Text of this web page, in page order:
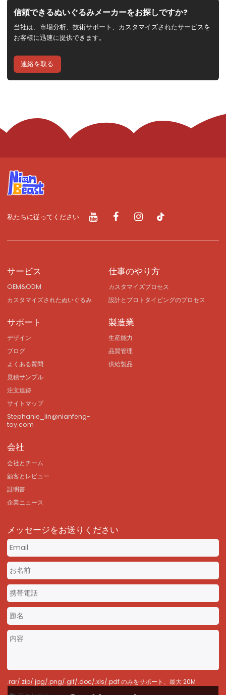
信頼できるぬいぐるみメーカーをお探しですか?
当社は、市場分析、技術サポート、カスタマイズされたサービスを
お客様に迅速に提供できます。
連絡を取る
私たちに従ってください
サービス
OEM&ODM
カスタマイズされたぬいぐるみ
仕事のやり方
カスタマイズプロセス
設計とプロトタイピングのプロセス
サポート
デザイン
ブログ
よくある質問
見積サンプル
注文追跡
サイトマップ
Stephanie_lin@nianfeng-
toy.com
製造業
生産能力
品質管理
供給製品
会社
会社とチーム
顧客とレビュー
証明書
企業ニュース
メッセージをお送りください
.rar/.zip/.jpg/.png/.gif/.doc/.xls/.pdf のみをサポート、最大 20M